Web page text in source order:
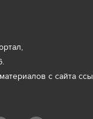
с сайта